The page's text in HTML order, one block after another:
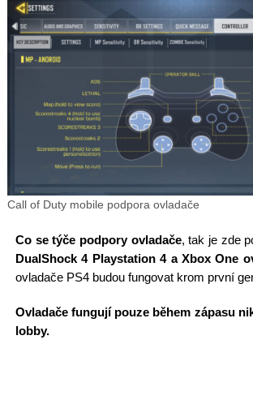
Call of Duty mobile podpora ovladače
Co se týče podpory ovladače, tak je zde
DualShock 4 Playstation 4 a Xbox One
ovladače PS4 budou fungovat krom první
Ovladače fungují pouze během zápasu
lobby.